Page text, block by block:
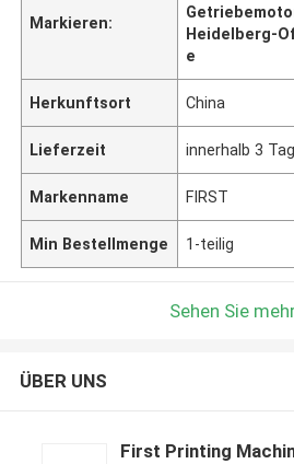
Markieren:
Heidelberg-
e
Herkunftsort China
Lieferzeit innerhalb 3
Markenname FIRST
Min Bestellmenge 1-teilig
Sehen Sie
ÜBER UNS
First Printing